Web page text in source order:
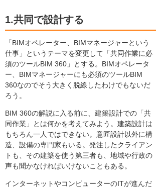
1.共同で設計する
「BIMオペレーター、BIMマネージャーという
仕事」というテーマを変更して「共同作業に必
須のツールBIM 360」とする。BIMオペレータ
ー、BIMマネージャーにも必須のツールBIM
360なのでそう大きく脱線したわけでもないだ
ろう。
BIM 360の解説に入る前に、建築設計での「共
同作業」とは何かを考えてみよう。建築設計は
もちろん一人ではできない。意匠設計以外に構
造、設備の専門家もいる。発注したクライアン
トも、その建築を使う第三者も、地域や行政の
声も聞かなければいけないこともある。
インターネットやコンピューターのITが進んだ